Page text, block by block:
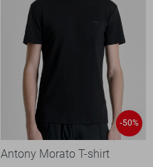
-50%
Antony Morato T-shirt